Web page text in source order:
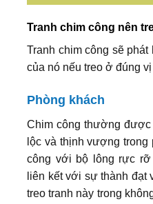
Tranh chim công nên
Tranh chim công sẽ
của nó nếu treo ở đúng
Phòng khách
Chim công thường
lộc và thịnh vượng trong
công với bộ lông rực
liên kết với sự thành đạt
treo tranh này trong